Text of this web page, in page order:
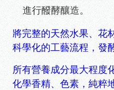
進行醱酵釀造。
將完整的天然水果、花
科學化的工藝流程，發
所有營養成分最大程度
化學香精、色素，純粹